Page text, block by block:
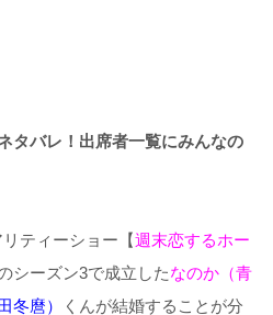
タバレ！出席者一覧にみんなの
ティーショー【週末恋するホー
シーズン3で成立したなのか（青
冬麿） くんが結婚することが分